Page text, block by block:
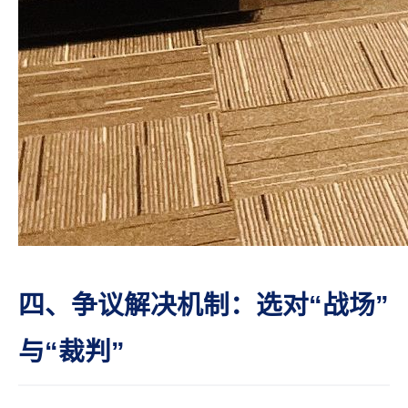
四、争议解决机制：选对“战场”
与“裁判”